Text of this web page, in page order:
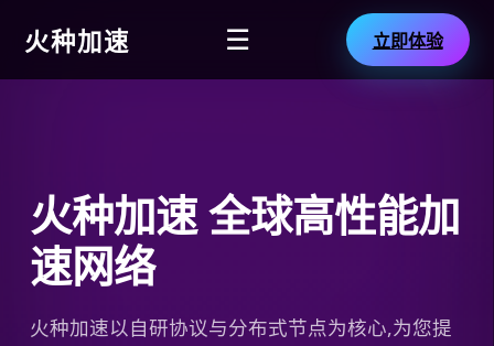
火种加速 ☰ 立即体验
火种加速 全球高性能加
速网络
火种加速以自研协议与分布式节点为核心,为您提